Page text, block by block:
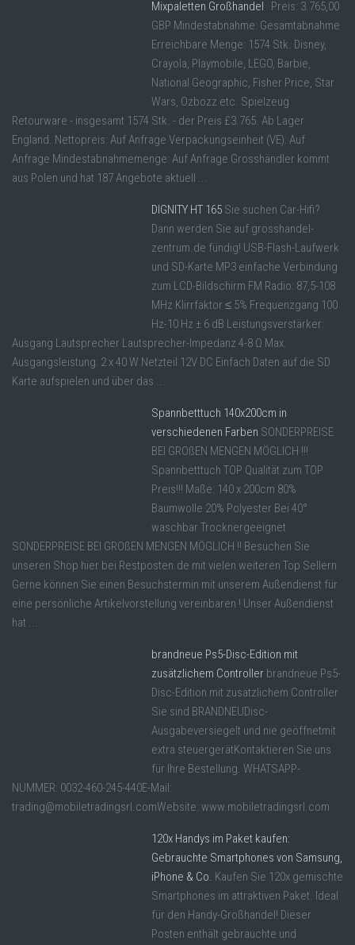
Mixpaletten Großhandel
Preis: 3.765,00
GBP Mindestabnahme: Gesamtabnahme
Erreichbare Menge: 1574 Stk. Disney,
Crayola, Playmobile, LEGO, Barbie,
National Geographic, Fisher Price, Star
Wars, Ozbozz etc. Spielzeug
Retourware - insgesamt 1574 Stk. - der Preis £3.765. Ab Lager
England. Nettopreis: Auf Anfrage Verpackungseinheit (VE): Auf
Anfrage Mindestabnahmemenge: Auf Anfrage Grosshändler kommt
aus Polen und hat 187 Angebote aktuell ...
DIGNITY HT 165 Sie suchen Car-Hifi?
Dann werden Sie auf grosshandel-
zentrum.de fündig! USB-Flash-Laufwerk
und SD-Karte MP3 einfache Verbindung
zum LCD-Bildschirm FM Radio: 87,5-108
MHz Klirrfaktor ≤ 5% Frequenzgang 100
Hz-10 Hz ± 6 dB Leistungsverstärker:
Ausgang Lautsprecher Lautsprecher-Impedanz 4-8 Ω Max.
Ausgangsleistung: 2 x 40 W Netzteil 12V DC Einfach Daten auf die SD
Karte aufspielen und über das ...
Spannbetttuch 140x200cm in
verschiedenen Farben SONDERPREISE
BEI GROßEN MENGEN MÖGLICH !!!
Spannbetttuch TOP Qualität zum TOP
Preis!!! Maße: 140 x 200cm 80%
Baumwolle 20% Polyester Bei 40°
waschbar Trocknergeeignet
SONDERPREISE BEI GROßEN MENGEN MÖGLICH !! Besuchen Sie
unseren Shop hier bei Restposten.de mit vielen weiteren Top Sellern
Gerne können Sie einen Besuchstermin mit unserem Außendienst für
eine persönliche Artikelvorstellung vereinbaren ! Unser Außendienst
hat ...
brandneue Ps5-Disc-Edition mit
zusätzlichem Controller brandneue Ps5-
Disc-Edition mit zusätzlichem Controller
Sie sind BRANDNEUDisc-
Ausgabeversiegelt und nie geöffnetmit
extra steuergerätKontaktieren Sie uns
für Ihre Bestellung. WHATSAPP-
NUMMER: 0032-460-245-440E-Mail:
trading@mobiletradingsrl.comWebsite: www.mobiletradingsrl.com
120x Handys im Paket kaufen:
Gebrauchte Smartphones von Samsung,
iPhone & Co. Kaufen Sie 120x gemischte
Smartphones im attraktiven Paket. Ideal
für den Handy-Großhandel! Dieser
Posten enthält gebrauchte und